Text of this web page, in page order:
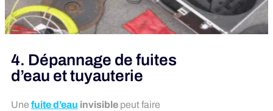
4. Dépannage de fuites
d’eau et tuyauterie
Une fuite d’eau invisible peut faire